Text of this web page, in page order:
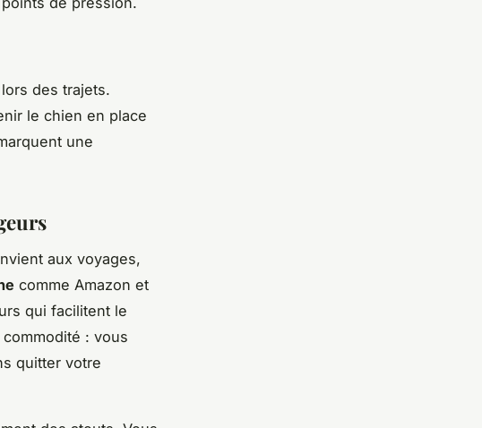
des trajets.
le chien en place
une
aux voyages,
comme Amazon et
qui facilitent le
: vous
quitter votre